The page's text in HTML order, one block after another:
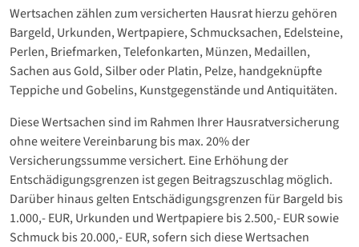
Wertsachen zählen zum versicherten Hausrat hierzu gehören
Bargeld, Urkunden, Wertpapiere, Schmucksachen, Edelsteine,
Perlen, Briefmarken, Telefonkarten, Münzen, Medaillen,
Sachen aus Gold, Silber oder Platin, Pelze, handgeknüpfte
Teppiche und Gobelins, Kunstgegenstände und Antiquitäten.
Diese Wertsachen sind im Rahmen Ihrer Hausratversicherung
ohne weitere Vereinbarung bis max. 20% der
Versicherungssumme versichert. Eine Erhöhung der
Entschädigungsgrenzen ist gegen Beitragszuschlag möglich.
Darüber hinaus gelten Entschädigungsgrenzen für Bargeld bis
1.000,- EUR, Urkunden und Wertpapiere bis 2.500,- EUR sowie
Schmuck bis 20.000,- EUR, sofern sich diese Wertsachen